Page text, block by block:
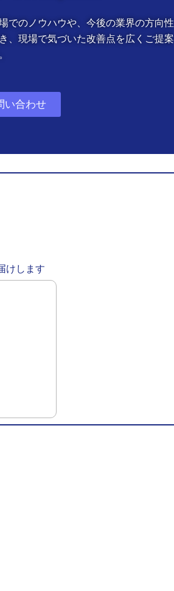
でのノウハウや、今後の業界の方向性
、現場で気づいた改善点を広くご提案
い合わせ
けします